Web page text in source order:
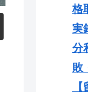
格
実
分
敗